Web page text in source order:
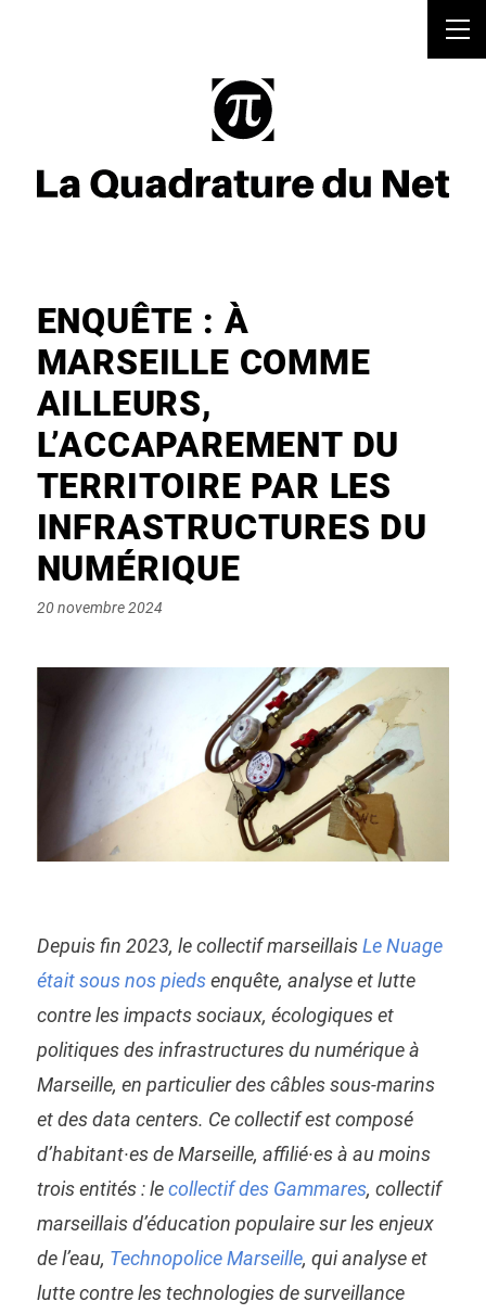
ENQUÊTE : À
MARSEILLE COMME
AILLEURS,
L’ACCAPAREMENT DU
TERRITOIRE PAR LES
INFRASTRUCTURES DU
NUMÉRIQUE
Posted
20 novembre 2024
Depuis fin 2023, le collectif marseillaisLe Nuage
était sous nos piedsenquête, analyse et lutte
contre les impacts sociaux, écologiques et
politiques des infrastructures du numérique à
Marseille, en particulier des câbles sous-marins
et desdata centers. Ce collectif est composé
d’habitant·es de Marseille, affilié·es à au moins
trois entités : lecollectif des Gammares, collectif
marseillais d’éducation populaire sur les enjeux
de l’eau, Technopolice Marseille, qui analyse et
lutte contre les technologies de surveillance